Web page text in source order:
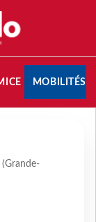
MOBILITÉS
(Grande-